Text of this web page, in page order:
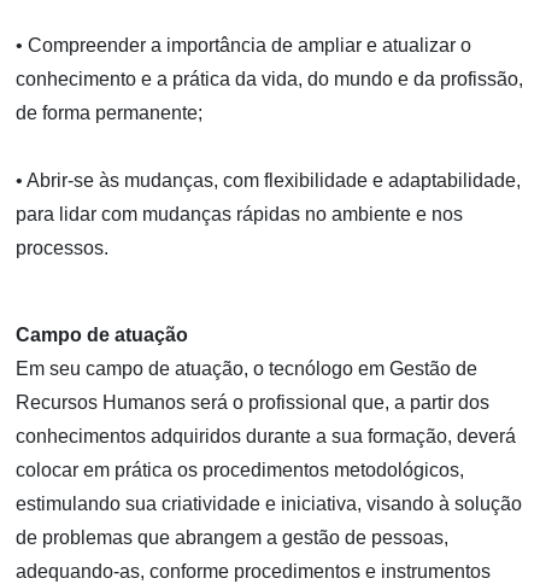
• Compreender a importância de ampliar e atualizar o
conhecimento e a prática da vida, do mundo e da profissão,
de forma permanente;
• Abrir-se às mudanças, com flexibilidade e adaptabilidade,
para lidar com mudanças rápidas no ambiente e nos
processos.
Campo de atuação
Em seu campo de atuação, o tecnólogo em Gestão de
Recursos Humanos será o profissional que, a partir dos
conhecimentos adquiridos durante a sua formação, deverá
colocar em prática os procedimentos metodológicos,
estimulando sua criatividade e iniciativa, visando à solução
de problemas que abrangem a gestão de pessoas,
adequando-as, conforme procedimentos e instrumentos